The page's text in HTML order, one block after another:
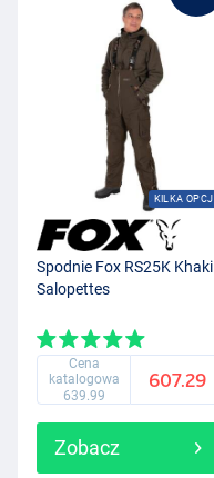
KILKA OPCJI
Spodnie Fox RS25K Khaki
Salopettes
Cena
katalogowa
639.99
607.29
Zobacz